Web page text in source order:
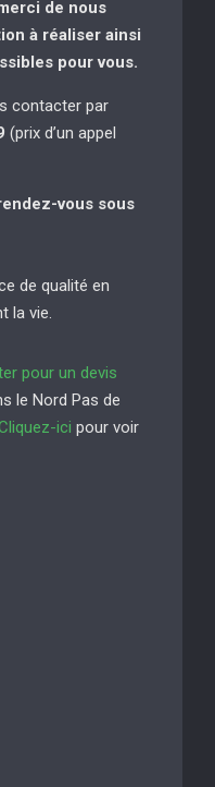
de nous
à réaliser ainsi
pour vous.
contacter par
(prix d’un appel
vous sous
de qualité en
la vie.
pour un devis
le Nord Pas de
ici pour voir